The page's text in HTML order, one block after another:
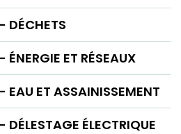
DÉCHETS
ÉNERGIE ET RÉSEAUX
EAU ET ASSAINISSEMENT
DÉLESTAGE ÉLECTRIQUE